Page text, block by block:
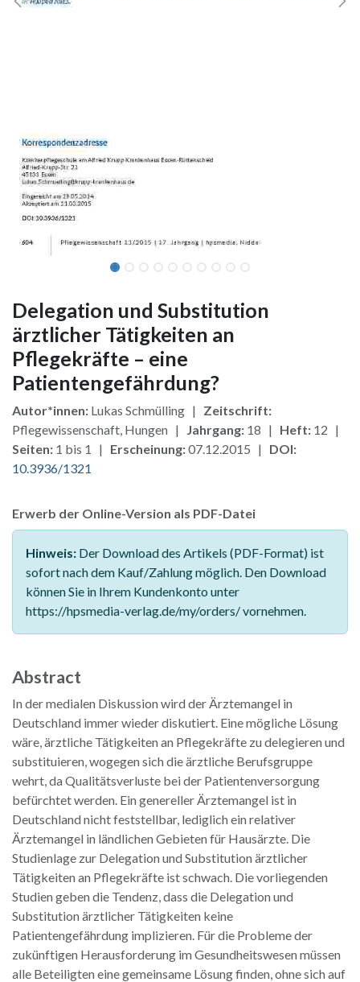
Delegation und Substitution
ärztlicher Tätigkeiten an
Pflegekräfte – eine
Patientengefährdung?
Autor*innen: Lukas Schmülling | Zeitschrift:
Pflegewissenschaft, Hungen | Jahrgang: 18 | Heft: 12 |
Seiten: 1 bis 1 | Erscheinung:07.12.2015 | DOI:
10.3936/1321
Erwerb der Online-Version als PDF-Datei
Hinweis: Der Download des Artikels (PDF-Format) ist
sofort nach dem Kauf/Zahlung möglich. Den Download
können Sie in Ihrem Kundenkonto unter
https://hpsmedia-verlag.de/my/orders/ vornehmen.
Abstract
In der medialen Diskussion wird der Ärztemangel in
Deutschland immer wieder diskutiert. Eine mögliche Lösung
wäre, ärztliche Tätigkeiten an Pflegekräfte zu delegieren und
substituieren, wogegen sich die ärztliche Berufsgruppe
wehrt, da Qualitätsverluste bei der Patientenversorgung
befürchtet werden. Ein genereller Ärztemangel ist in
Deutschland nicht feststellbar, lediglich ein relativer
Ärztemangel in ländlichen Gebieten für Hausärzte. Die
Studienlage zur Delegation und Substitution ärztlicher
Tätigkeiten an Pflegekräfte ist schwach. Die vorliegenden
Studien geben die Tendenz, dass die Delegation und
Substitution ärztlicher Tätigkeiten keine
Patientengefährdung implizieren. Für die Probleme der
zukünftigen Herausforderung im Gesundheitswesen müssen
alle Beteiligten eine gemeinsame Lösung finden, ohne sich auf